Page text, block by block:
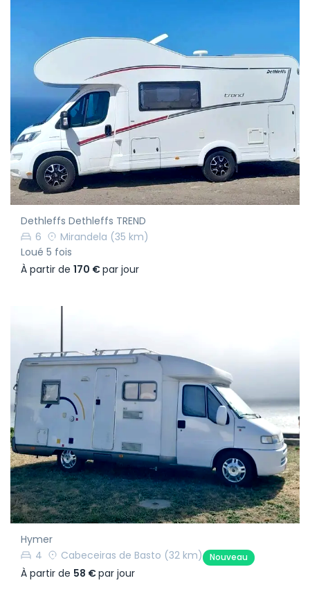
Dethleffs Dethleffs TREND
6
Mirandela (35 km)
Loué 5 fois
À partir de 170 €par jour
Hymer
4
Cabeceiras de Basto (32 km) Nouveau
À partir de 58 €par jour